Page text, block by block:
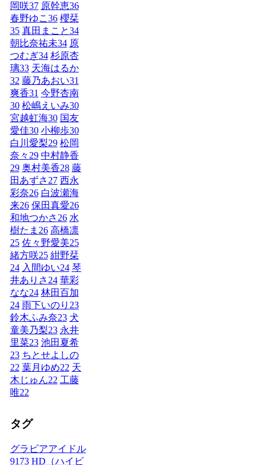
岡咲37 原幹恵36
春野ゆこ36 櫻栞
35 真田まこと34
朝比奈祐未34 原
つむぎ34 杉原杏
璃33 天海はるか
32 藤乃あおい31
爽香31 今野杏南
30 松嶋えいみ30
宮越虹海30 国友
愛佳30 小柳歩30
白川愛梨29 松岡
奈々29 中村静香
29 奥村美香28 藤
田あずさ27 西永
彩奈26 白波瀬海
来26 保田真愛26
和地つかさ26 水
樹たま 26 高橋凛
25 佐々野愛美25
緒方咲25 紺野栞
24 入間ゆい24 琴
井ありさ24 華彩
なな24 林田百加
24 雨下いのり 23
鈴木ふみ奈23 犬
童美乃梨23 永井
里菜23 池田夏希
23 ちとせよしの
22 葉月ゆめ22 天
木じゅん22 工藤
唯22
タグ
グラビアアイドル
9173 HD（ハイビ